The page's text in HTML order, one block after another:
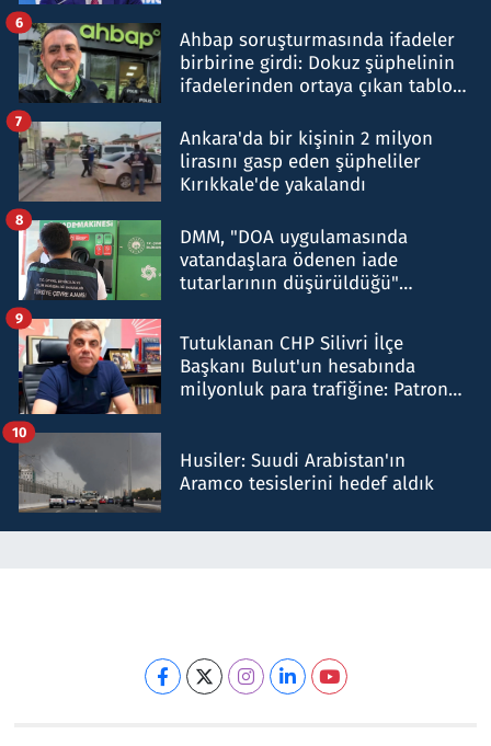
Ahbap soruşturmasında ifadeler
birbirine girdi: Dokuz şüphelinin
ifadelerinden ortaya çıkan tablo
6
Ankara'da bir kişinin 2 milyon
lirasını gasp eden şüpheliler
Kırıkkale'de yakalandı
7
DMM, "DOA uygulamasında
vatandaşlara ödenen iade
tutarlarının düşürüldüğü"
8
Tutuklanan CHP Silivri İlçe
Başkanı Bulut'un hesabında
milyonluk para trafiğine: Patron
9
Husiler: Suudi Arabistan'ın
Aramco tesislerini hedef aldık
10